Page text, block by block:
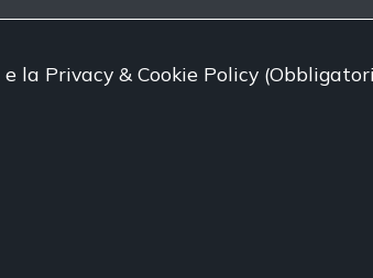
e la Privacy & Cookie Policy